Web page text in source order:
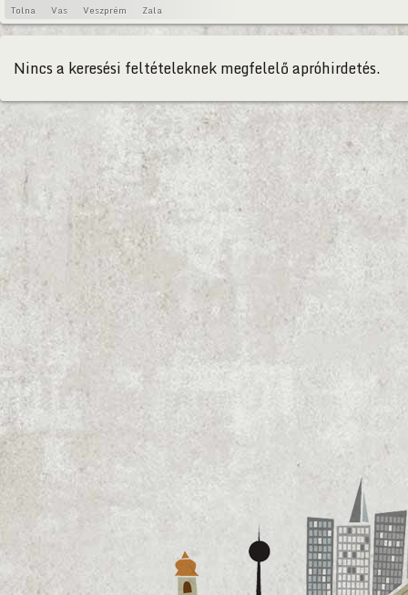
Tolna
Vas Veszprém Zala
Nincs a keresési feltételeknek megfelelő apróhirdetés.